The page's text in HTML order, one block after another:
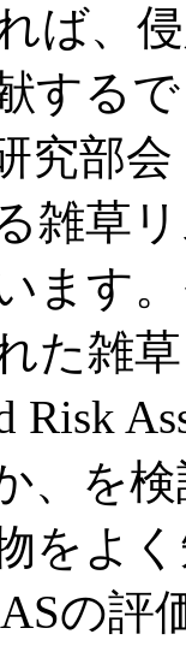
ば、
する
究部会
雑草
ます
た雑
Risk
、を
をよ
の評